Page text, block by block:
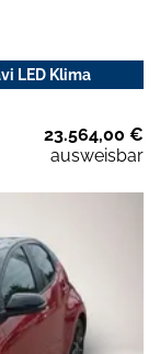
LED Klima
23.564,00 €
ausweisbar